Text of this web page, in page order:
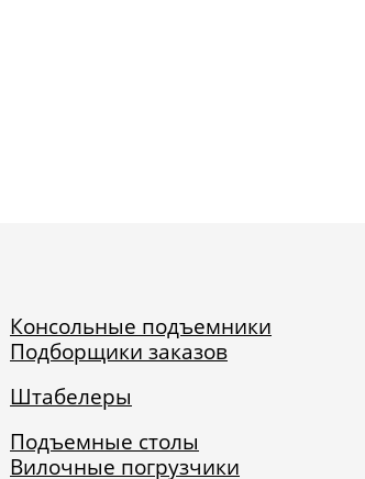
Консольные подъемники
Подборщики заказов
Штабелеры
Подъемные столы
Вилочные погрузчики